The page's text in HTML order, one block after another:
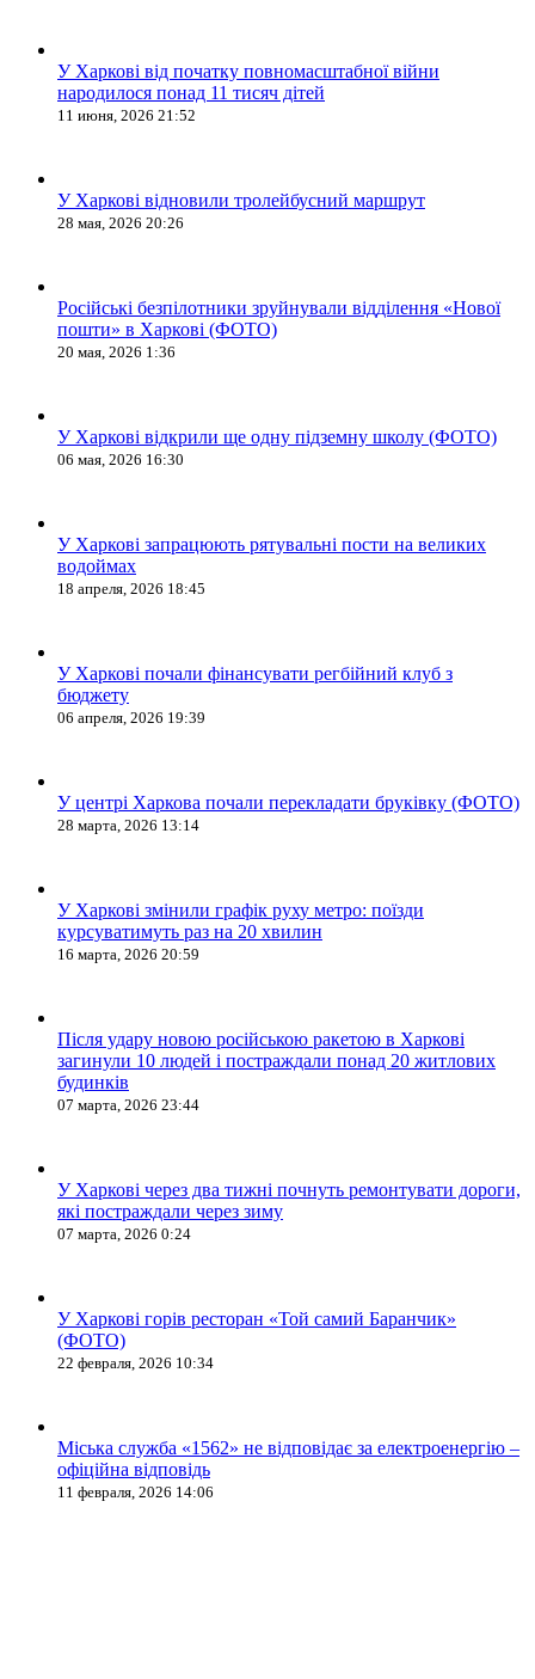
У Харкові від початку повномасштабної війни
народилося понад 11 тисяч дітей
11 июня, 2026 21:52
У Харкові відновили тролейбусний маршрут
28 мая, 2026 20:26
Російські безпілотники зруйнували відділення «Нової
пошти» в Харкові (ФОТО)
20 мая, 2026 1:36
У Харкові відкрили ще одну підземну школу (ФОТО)
06 мая, 2026 16:30
У Харкові запрацюють рятувальні пости на великих
водоймах
18 апреля, 2026 18:45
У Харкові почали фінансувати регбійний клуб з
бюджету
06 апреля, 2026 19:39
У центрі Харкова почали перекладати бруківку (ФОТО)
28 марта, 2026 13:14
У Харкові змінили графік руху метро: поїзди
курсуватимуть раз на 20 хвилин
16 марта, 2026 20:59
Після удару новою російською ракетою в Харкові
загинули 10 людей і постраждали понад 20 житлових
будинків
07 марта, 2026 23:44
У Харкові через два тижні почнуть ремонтувати дороги,
які постраждали через зиму
07 марта, 2026 0:24
У Харкові горів ресторан «Той самий Баранчик»
(ФОТО)
22 февраля, 2026 10:34
Міська служба «1562» не відповідає за електроенергію –
офіційна відповідь
11 февраля, 2026 14:06